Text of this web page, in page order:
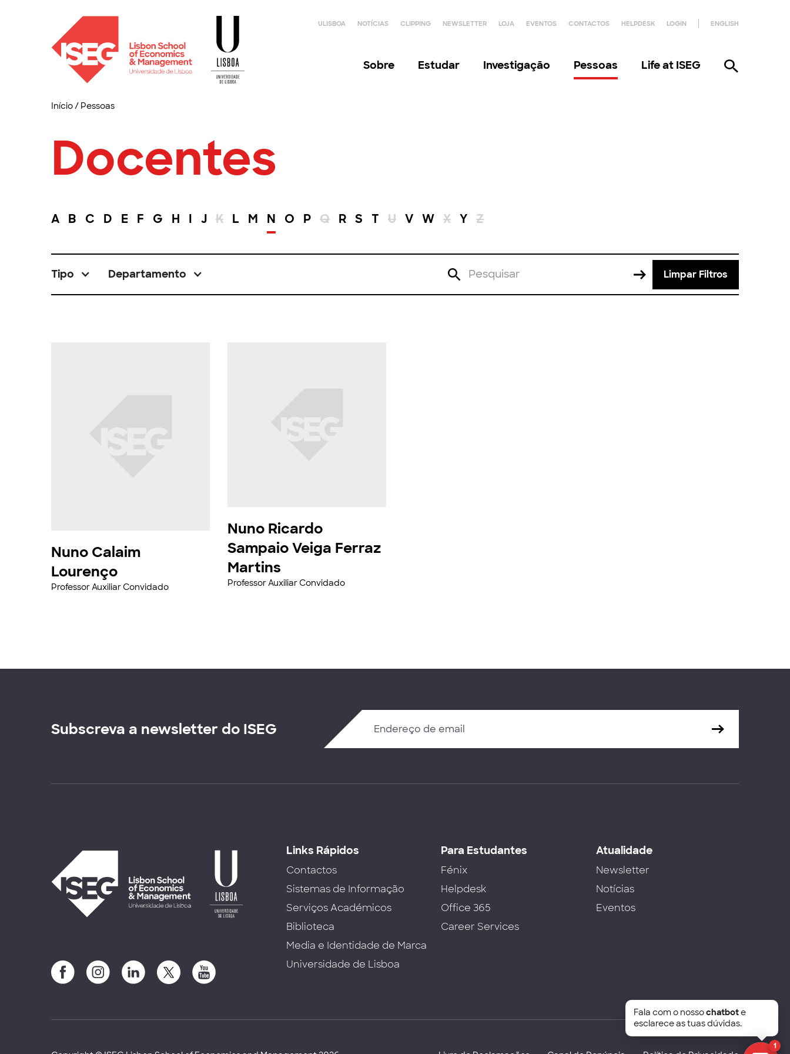
ULISBOA NOTÍCIAS CLIPPING NEWSLETTER LOJA EVENTOS CONTACTOS HELPDESK LOGIN ENGLISH
Sobre Estudar Investigação Pessoas Life at ISEG
Início/ Pessoas
Docentes
A B C D E F G H I J K L M N O P Q R S T U V W X Y Z
Tipo Departamento Limpar Filtros
Nuno Calaim
Lourenço
Professor Auxiliar Convidado
Nuno Ricardo
Sampaio Veiga Ferraz
Martins
Professor Auxiliar Convidado
Subscreva a newsletter do ISEG
Links Rápidos
Contactos
Sistemas de Informação
Serviços Académicos
Biblioteca
Media e Identidade de Marca
Universidade de Lisboa
Para Estudantes
Fénix
Helpdesk
Office 365
Career Services
Atualidade
Newsletter
Notícias
Eventos
1
Fala com o nossochatbote
esclarece as tuas dúvidas.